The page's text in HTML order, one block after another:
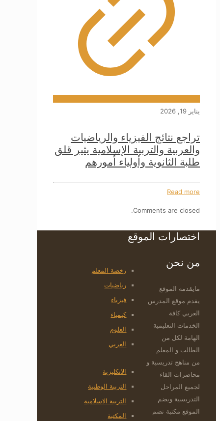
يناير 19, 2026
تراجع نتائج الفيزياء والرياضيات
والعربية والتربية الإسلامية يثير قلق
طلبة الثانوية وأولياء أمورهم
Read more
Comments are closed.
اختصارات الموقع
رخصة المعلم
رياضيات
فيزياء
كيمياء
العلوم
العربي
الانكليزية
التربية الوطنية
التربية الاسلامية
المكتبة
من نحن
مايقدمه الموقع
يقدم موقع المدرس
العربي كافة
الخدمات التعليمية
الهامة لكل من
الطالب و المعلم
من مناهج تدريسية و
محاضرات القاء
لجميع المراحل
التدريسية ويضم
الموقع مكتبة تضم